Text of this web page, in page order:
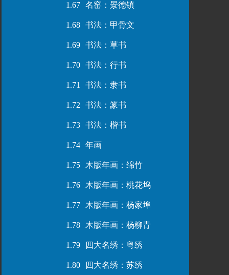
1.67 名窑：景德镇
1.68 书法：甲骨文
1.69 书法：草书
1.70 书法：行书
1.71 书法：隶书
1.72 书法：篆书
1.73 书法：楷书
1.74 年画
1.75 木版年画：绵竹
1.76 木版年画：桃花坞
1.77 木版年画：杨家埠
1.78 木版年画：杨柳青
1.79 四大名绣：粤绣
1.80 四大名绣：苏绣